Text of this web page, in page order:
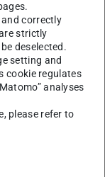
interessierst,
(ZfL)
wirst du alle
and correctly
strictly
deselected.
setting and
cookie regulates
analyses
please refer to